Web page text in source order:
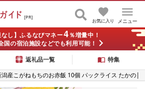
[PR]
メニュー
お気に入り
なし】ふるなびマネー4％増量中！
国の宿泊施設などでも利用可能！
返礼品一覧
特集
潟産こがねもちのお赤飯 10個 パックライス たかの|
ックご飯 赤飯